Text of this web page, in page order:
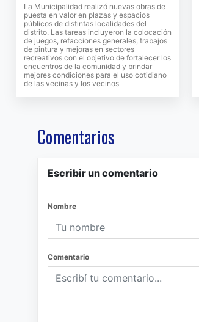
La Municipalidad realizó nuevas obras de
puesta en valor en plazas y espacios
públicos de distintas localidades del
distrito. Las tareas incluyeron la colocación
de juegos, refacciones generales, trabajos
de pintura y mejoras en sectores
recreativos con el objetivo de fortalecer los
encuentros de la comunidad y brindar
mejores condiciones para el uso cotidiano
de las vecinas y los vecinos
Comentarios
Escribir un comentario
Nombre
Comentario